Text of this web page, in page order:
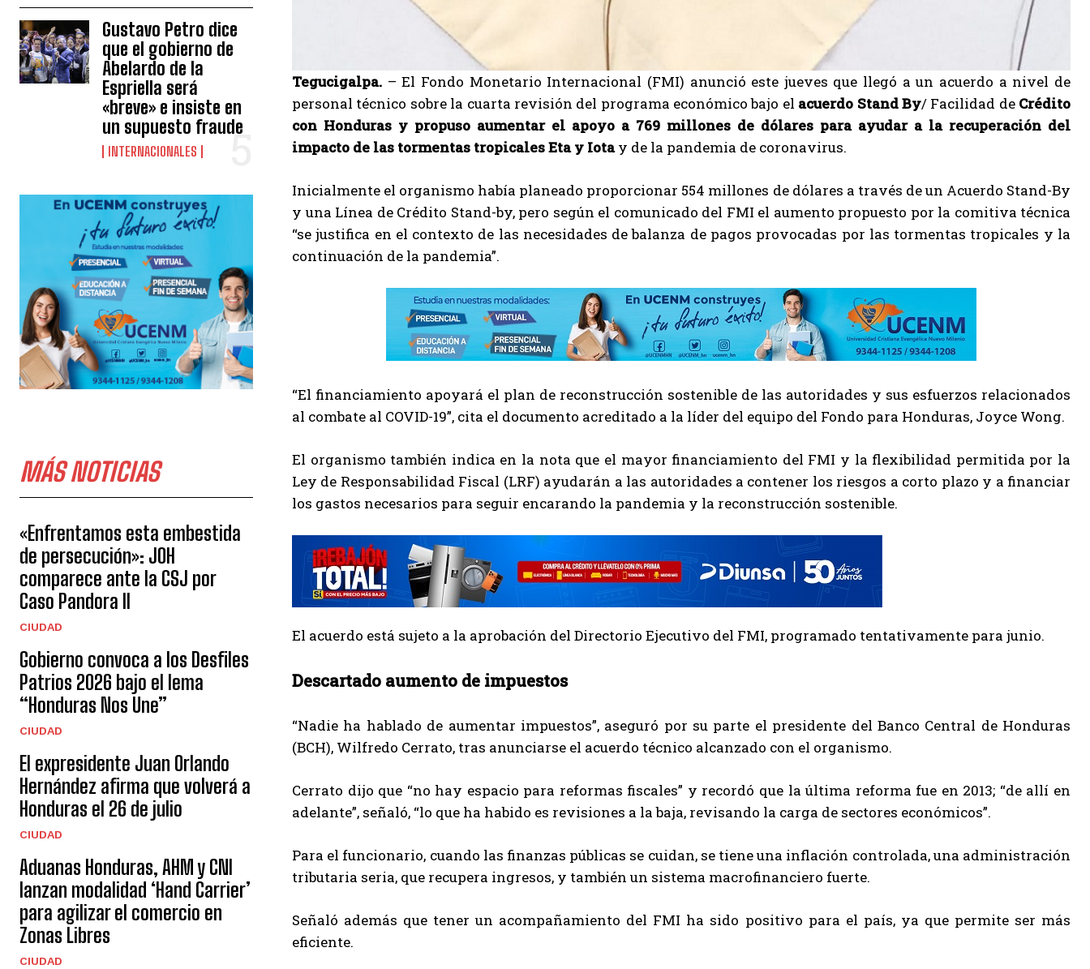
Gustavo Petro dice
que el gobierno de
Abelardo de la
Espriella será
«breve» e insiste en
un supuesto fraude
INTERNACIONALES
MÁS NOTICIAS
«Enfrentamos esta embestida
de persecución»: JOH
comparece ante la CSJ por
Caso Pandora II
CIUDAD
Gobierno convoca a los Desfiles
Patrios 2026 bajo el lema
“Honduras Nos Une”
CIUDAD
El expresidente Juan Orlando
Hernández afirma que volverá a
Honduras el 26 de julio
CIUDAD
Aduanas Honduras, AHM y CNI
lanzan modalidad ‘Hand Carrier’
para agilizar el comercio en
Zonas Libres
CIUDAD
Tegucigalpa. – El Fondo Monetario Internacional (FMI) anunció este jueves que llegó a un acuerdo a nivel de
personal técnico sobre la cuarta revisión del programa económico bajo el acuerdo Stand By/ Facilidad de Crédito
con Honduras y propuso aumentar el apoyo a 769 millones de dólares para ayudar a la recuperación del
impacto de las tormentas tropicales Eta y Iotay de la pandemia de coronavirus.
Inicialmente el organismo había planeado proporcionar 554 millones de dólares a través de un Acuerdo Stand-By
y una Línea de Crédito Stand-by, pero según el comunicado del FMI el aumento propuesto por la comitiva técnica
“se justifica en el contexto de las necesidades de balanza de pagos provocadas por las tormentas tropicales y la
continuación de la pandemia”.
“El financiamiento apoyará el plan de reconstrucción sostenible de las autoridades y sus esfuerzos relacionados
al combate al COVID-19”, cita el documento acreditado a la líder del equipo del Fondo para Honduras, Joyce Wong.
El organismo también indica en la nota que el mayor financiamiento del FMI y la flexibilidad permitida por la
Ley de Responsabilidad Fiscal (LRF) ayudarán a las autoridades a contener los riesgos a corto plazo y a financiar
los gastos necesarios para seguir encarando la pandemia y la reconstrucción sostenible.
El acuerdo está sujeto a la aprobación del Directorio Ejecutivo del FMI, programado tentativamente para junio.
Descartado aumento de impuestos
“Nadie ha hablado de aumentar impuestos”, aseguró por su parte el presidente del Banco Central de Honduras
(BCH), Wilfredo Cerrato, tras anunciarse el acuerdo técnico alcanzado con el organismo.
Cerrato dijo que “no hay espacio para reformas fiscales” y recordó que la última reforma fue en 2013; “de allí en
adelante”, señaló, “lo que ha habido es revisiones a la baja, revisando la carga de sectores económicos”.
Para el funcionario, cuando las finanzas públicas se cuidan, se tiene una inflación controlada, una administración
tributaria seria, que recupera ingresos, y también un sistema macrofinanciero fuerte.
Señaló además que tener un acompañamiento del FMI ha sido positivo para el país, ya que permite ser más
eficiente.